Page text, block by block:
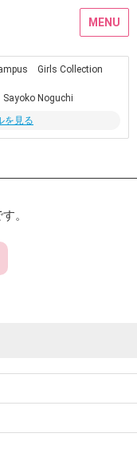
MENU
Girls Collection
Noguchi
を見る
。